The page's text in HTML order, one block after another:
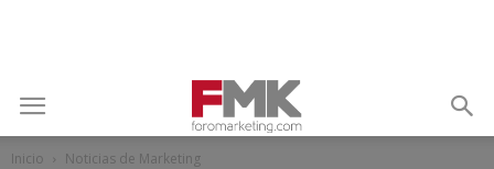
Inicio Noticias de Marketing